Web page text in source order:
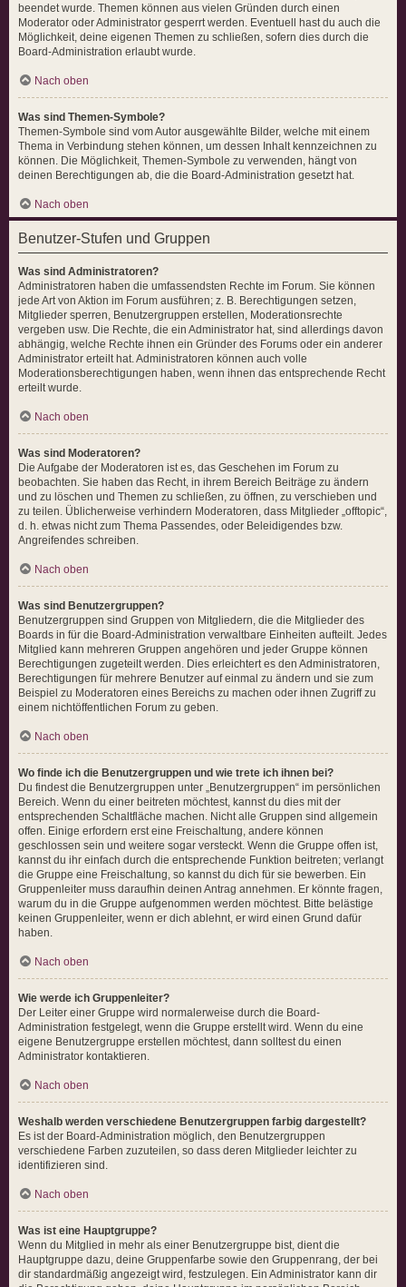
beendet wurde. Themen können aus vielen Gründen durch einen
Moderator oder Administrator gesperrt werden. Eventuell hast du auch die
Möglichkeit, deine eigenen Themen zu schließen, sofern dies durch die
Board-Administration erlaubt wurde.
Nach oben
Was sind Themen-Symbole?
Themen-Symbole sind vom Autor ausgewählte Bilder, welche mit einem
Thema in Verbindung stehen können, um dessen Inhalt kennzeichnen zu
können. Die Möglichkeit, Themen-Symbole zu verwenden, hängt von
deinen Berechtigungen ab, die die Board-Administration gesetzt hat.
Nach oben
Benutzer-Stufen und Gruppen
Was sind Administratoren?
Administratoren haben die umfassendsten Rechte im Forum. Sie können
jede Art von Aktion im Forum ausführen; z. B. Berechtigungen setzen,
Mitglieder sperren, Benutzergruppen erstellen, Moderationsrechte
vergeben usw. Die Rechte, die ein Administrator hat, sind allerdings davon
abhängig, welche Rechte ihnen ein Gründer des Forums oder ein anderer
Administrator erteilt hat. Administratoren können auch volle
Moderationsberechtigungen haben, wenn ihnen das entsprechende Recht
erteilt wurde.
Nach oben
Was sind Moderatoren?
Die Aufgabe der Moderatoren ist es, das Geschehen im Forum zu
beobachten. Sie haben das Recht, in ihrem Bereich Beiträge zu ändern
und zu löschen und Themen zu schließen, zu öffnen, zu verschieben und
zu teilen. Üblicherweise verhindern Moderatoren, dass Mitglieder „offtopic“,
d. h. etwas nicht zum Thema Passendes, oder Beleidigendes bzw.
Angreifendes schreiben.
Nach oben
Was sind Benutzergruppen?
Benutzergruppen sind Gruppen von Mitgliedern, die die Mitglieder des
Boards in für die Board-Administration verwaltbare Einheiten aufteilt. Jedes
Mitglied kann mehreren Gruppen angehören und jeder Gruppe können
Berechtigungen zugeteilt werden. Dies erleichtert es den Administratoren,
Berechtigungen für mehrere Benutzer auf einmal zu ändern und sie zum
Beispiel zu Moderatoren eines Bereichs zu machen oder ihnen Zugriff zu
einem nichtöffentlichen Forum zu geben.
Nach oben
Wo finde ich die Benutzergruppen und wie trete ich ihnen bei?
Du findest die Benutzergruppen unter „Benutzergruppen“ im persönlichen
Bereich. Wenn du einer beitreten möchtest, kannst du dies mit der
entsprechenden Schaltfläche machen. Nicht alle Gruppen sind allgemein
offen. Einige erfordern erst eine Freischaltung, andere können
geschlossen sein und weitere sogar versteckt. Wenn die Gruppe offen ist,
kannst du ihr einfach durch die entsprechende Funktion beitreten; verlangt
die Gruppe eine Freischaltung, so kannst du dich für sie bewerben. Ein
Gruppenleiter muss daraufhin deinen Antrag annehmen. Er könnte fragen,
warum du in die Gruppe aufgenommen werden möchtest. Bitte belästige
keinen Gruppenleiter, wenn er dich ablehnt, er wird einen Grund dafür
haben.
Nach oben
Wie werde ich Gruppenleiter?
Der Leiter einer Gruppe wird normalerweise durch die Board-
Administration festgelegt, wenn die Gruppe erstellt wird. Wenn du eine
eigene Benutzergruppe erstellen möchtest, dann solltest du einen
Administrator kontaktieren.
Nach oben
Weshalb werden verschiedene Benutzergruppen farbig dargestellt?
Es ist der Board-Administration möglich, den Benutzergruppen
verschiedene Farben zuzuteilen, so dass deren Mitglieder leichter zu
identifizieren sind.
Nach oben
Was ist eine Hauptgruppe?
Wenn du Mitglied in mehr als einer Benutzergruppe bist, dient die
Hauptgruppe dazu, deine Gruppenfarbe sowie den Gruppenrang, der bei
dir standardmäßig angezeigt wird, festzulegen. Ein Administrator kann dir